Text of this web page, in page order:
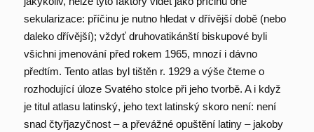
sekularizace: příčinu je nutno hledat v dřívější době (nebo
daleko dřívější); vždyť druhovatikánští biskupové byli
všichni jmenování před rokem 1965, mnozí i dávno
předtím. Tento atlas byl tištěn r. 1929 a výše čteme o
rozhodující úloze Svatého stolce při jeho tvorbě. A i když
je titul atlasu latinský, jeho text latinský skoro není: není
snad čtyřjazyčnost – a převážné opuštění latiny – jakoby